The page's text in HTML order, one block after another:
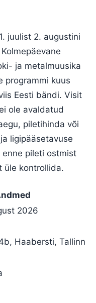
juulist 2. augustini
ja metalmuusika
programmi kuus
Eesti bändi. Visit
ole avaldatud
piletihinda või
ligipääsetavuse
pileti ostmist
üle kontrollida.
2026
Haabersti, Tallinn